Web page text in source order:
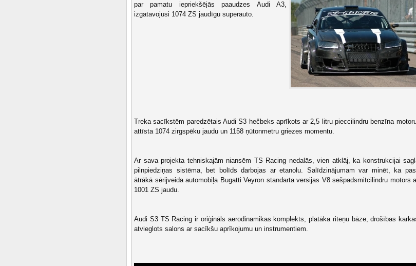
par pamatu iepriekšējās paaudzes Audi A3,
izgatavojusi 1074 ZS jaudīgu superauto.
Treka sacīkstēm paredzētais Audi S3 hečbeks aprīkots ar 2,5 litru pieccilindru benzīna
attīsta 1074 zirgspēku jaudu un 1158 ņūtonmetru griezes momentu.
Ar sava projekta tehniskajām niansēm TS Racing nedalās, vien atklāj, ka konstrukcijai
pilnpiedziņas sistēma, bet bolīds darbojas ar etanolu. Salīdzinājumam var minēt, ka
ātrākā sērijveida automobiļa Bugatti Veyron standarta versijas V8 sešpadsmitcilindru motors
1001 ZS jaudu.
Audi S3 TS Racing ir oriģināls aerodinamikas komplekts, platāka riteņu bāze, drošības
atvieglots salons ar sacīkšu aprīkojumu un instrumentiem.